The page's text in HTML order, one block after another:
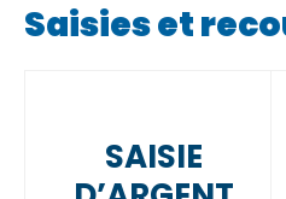
Saisies et
SAISIE